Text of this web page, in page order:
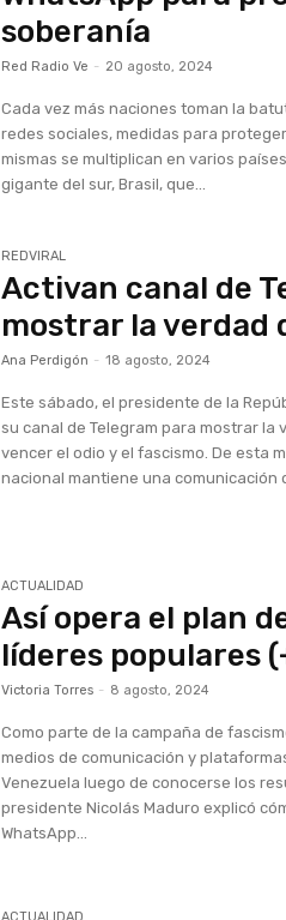
soberanía
Red Radio Ve - 20 agosto, 2024
Cada vez más naciones toman la
redes sociales, medidas para
mismas se multiplican en varios
gigante del sur, Brasil, que...
REDVIRAL
Activan canal de
mostrar la verdad
Ana Perdigón - 18 agosto, 2024
Este sábado, el presidente de la
su canal de Telegram para mostrar la
vencer el odio y el fascismo. De esta
nacional mantiene una comunicación
ACTUALIDAD
Así opera el plan
líderes populares
Victoria Torres - 8 agosto, 2024
Como parte de la campaña de
medios de comunicación y
Venezuela luego de conocerse los
presidente Nicolás Maduro explicó
WhatsApp...
ACTUALIDAD